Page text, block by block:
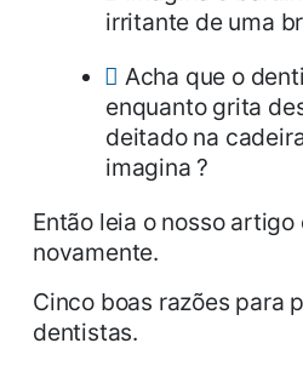
irritante de uma
Acha que o
enquanto grita
deitado na
imagina ?
Então leia o nosso artigo
novamente.
Cinco boas razões para
dentistas.